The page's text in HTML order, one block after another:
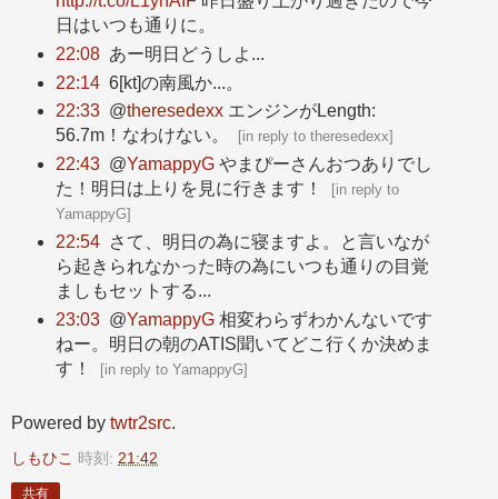
日はいつも通りに。
22:08 あー明日どうしよ...
22:14 6[kt]の南風か...。
22:33 @theresedexxエンジンがLength:
56.7m！なわけない。
[in reply to theresedexx]
22:43 @YamappyGやまぴーさんおつありでし
た！明日は上りを見に行きます！
[in reply to
YamappyG]
22:54
さて、明日の為に寝ますよ。と言いなが
ら起きられなかった時の為にいつも通りの目覚
ましもセットする...
23:03 @YamappyG相変わらずわかんないです
ねー。明日の朝のATIS聞いてどこ行くか決めま
す！
[in reply to YamappyG]
Powered by twtr2src.
しもひこ 時刻: 21:42
共有